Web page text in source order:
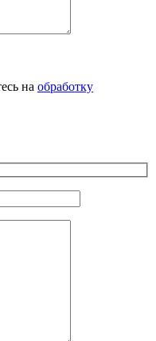
на обработку